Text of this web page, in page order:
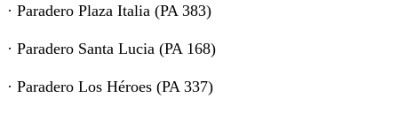
· Paradero Plaza Italia (PA 383)
· Paradero Santa Lucia (PA 168)
· Paradero Los Héroes (PA 337)